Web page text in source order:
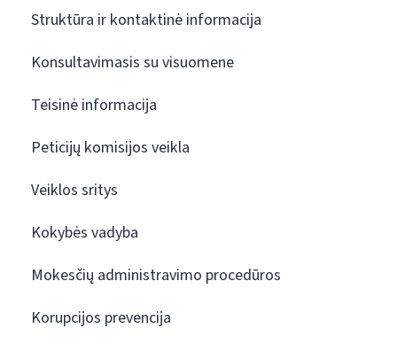
Struktūra ir kontaktinė informacija
Konsultavimasis su visuomene
Teisinė informacija
Peticijų komisijos veikla
Veiklos sritys
Kokybės vadyba
Mokesčių administravimo procedūros
Korupcijos prevencija